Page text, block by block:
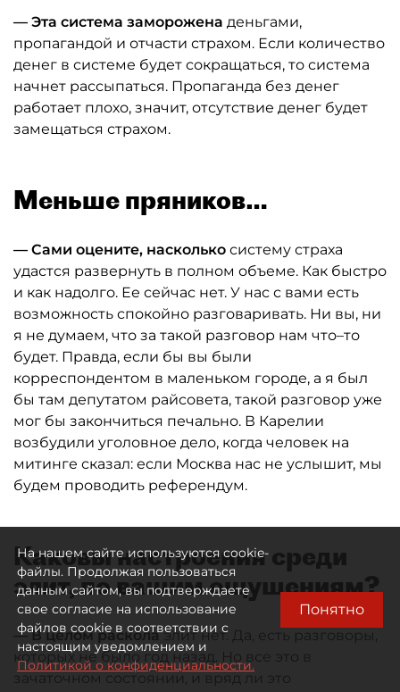
— Эта система заморожена деньгами,
пропагандой и отчасти страхом. Если количество
денег в системе будет сокращаться, то система
начнет рассыпаться. Пропаганда без денег
работает плохо, значит, отсутствие денег будет
замещаться страхом.
Меньше пряников…
— Сами оцените, насколько систему страха
удастся развернуть в полном объеме. Как быстро
и как надолго. Ее сейчас нет. У нас с вами есть
возможность спокойно разговаривать. Ни вы, ни
я не думаем, что за такой разговор нам что–то
будет. Правда, если бы вы были
корреспондентом в маленьком городе, а я был
бы там депутатом райсовета, такой разговор уже
мог бы закончиться печально. В Карелии
возбудили уголовное дело, когда человек на
митинге сказал: если Москва нас не услышит, мы
будем проводить референдум.
Каковы настроения среди
элит, по вашим ощущениям?
— В целом расколаэлит нет. Да, есть разговоры,
которых не было год назад. Но все это в
зачаточном состоянии, и вряд ли это
На нашем сайте используются cookie-
файлы. Продолжая пользоваться
данным сайтом, вы подтверждаете
свое согласие на использование
файлов cookie в соответствии с
настоящим уведомлением и
Политикой о конфиденциальности.
Понятно